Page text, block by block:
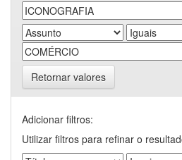
Retornar valores
Adicionar filtros:
Utilizar filtros para refinar o